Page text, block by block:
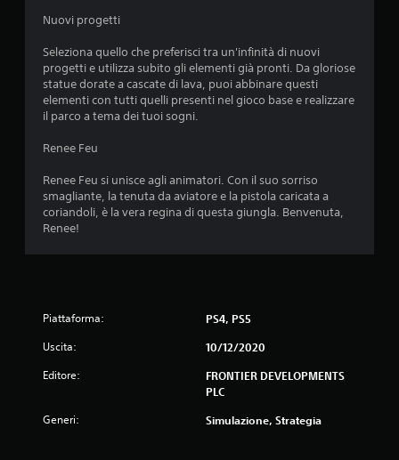
i
e
d
v
Nuovi progetti
Seleziona quello che preferisci tra un'infinità di nuovi
progetti e utilizza subito gli elementi già pronti. Da gloriose
statue dorate a cascate di lava, puoi abbinare questi
elementi con tutti quelli presenti nel gioco base e realizzare
il parco a tema dei tuoi sogni.
Renee Feu
Renee Feu si unisce agli animatori. Con il suo sorriso
smagliante, la tenuta da aviatore e la pistola caricata a
coriandoli, è la vera regina di questa giungla. Benvenuta,
Renee!
Piattaforma: PS4, PS5
Uscita: 10/12/2020
Editore:
FRONTIER DEVELOPMENTS
PLC
Generi: Simulazione, Strategia